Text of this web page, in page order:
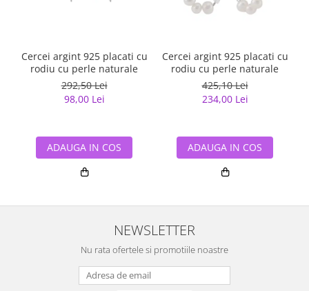
Cercei argint 925 placati cu
rodiu cu perle naturale
292,50 Lei
98,00 Lei
ADAUGA IN COS
Cercei argint 925 placati cu
rodiu cu perle naturale
425,10 Lei
234,00 Lei
ADAUGA IN COS
NEWSLETTER
Nu rata ofertele si promotiile noastre